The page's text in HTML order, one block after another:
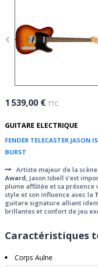
1 539,00 € TTC
GUITARE ELECTRIQUE
FENDER TELECASTER JASON
BURST
Artiste majeur de la scène
Award, Jason Isbell s’est
plume affûtée et sa présence
style et son influence avec la
guitare signature alliant
brillantes et confort de jeu
Caractéristiques
Corps Aulne